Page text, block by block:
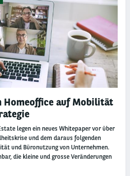
Homeoffice auf Mobilität
legen ein neues Whitepaper vor über
und dem daraus folgenden
und Büronutzung von Unternehmen.
die kleine und grosse Veränderungen